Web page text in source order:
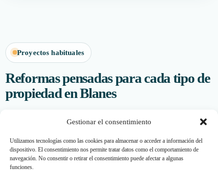
Gestionar el consentimiento
Utilizamos tecnologías como las cookies para almacenar o acceder a información del
dispositivo. El consentimiento nos permite tratar datos como el comportamiento de
navegación. No consentir o retirar el consentimiento puede afectar a algunas
funciones.
Proyectos habituales
Reformas pensadas para cada tipo de
propiedad en Blanes
Cada inmueble tiene prioridades distintas. Un piso antiguo
de temporada necesita resistencia y mantenimiento sencillo;
una casa puede requerir actuaciones por fases; y un local